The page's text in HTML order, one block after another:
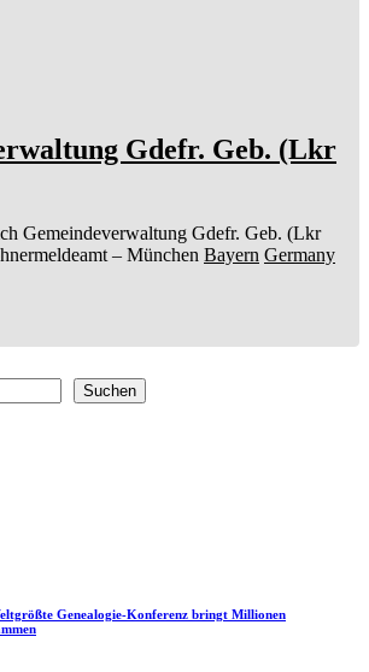
Gdefr. Geb. (Lkr
Gemeindeverwaltung Gdefr. Geb. (Lkr
– München Bayern Germany
Suchen
Genealogie-Konferenz bringt Millionen